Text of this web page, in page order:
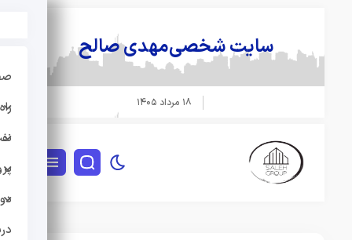
سایت شخصیمهدی صالح